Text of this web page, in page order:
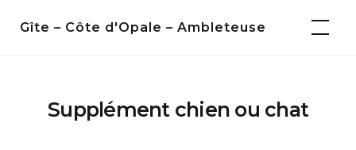
Gîte – Côte d'Opale – Ambleteuse
Supplément chien ou chat